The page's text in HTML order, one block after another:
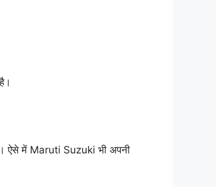
ऐसे में Maruti Suzuki भी अपनी